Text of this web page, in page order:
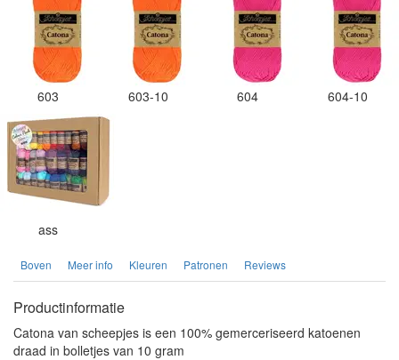
603 603-10 604 604-10
ass
Boven Meer info Kleuren Patronen Reviews
Productinformatie
Catona van scheepjes is een 100% gemerceriseerd katoenen
draad in bolletjes van 10 gram